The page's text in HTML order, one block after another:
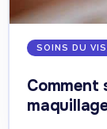
SOINS DU
Comment